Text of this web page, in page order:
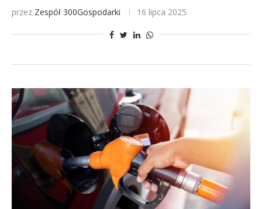
przez Zespół 300Gospodarki 16 lipca 2025